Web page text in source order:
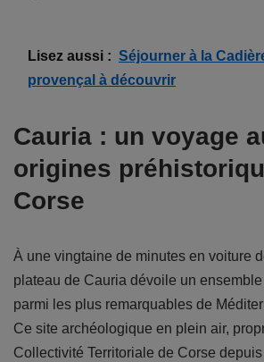
Lisez aussi : Séjourner à la
provençal à découvrir
Cauria : un voyage
origines
Corse
À une vingtaine de minutes en voiture
plateau de Cauria dévoile un
parmi les plus remarquables de
Ce site archéologique en plein air,
Collectivité Territoriale de Corse